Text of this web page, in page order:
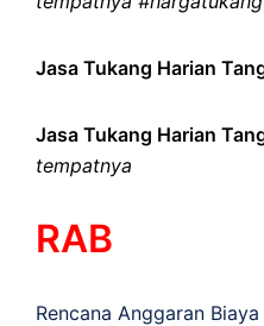
Jasa Tukang Harian
Jasa Tukang Harian
tempatnya
RAB
Rencana Anggaran